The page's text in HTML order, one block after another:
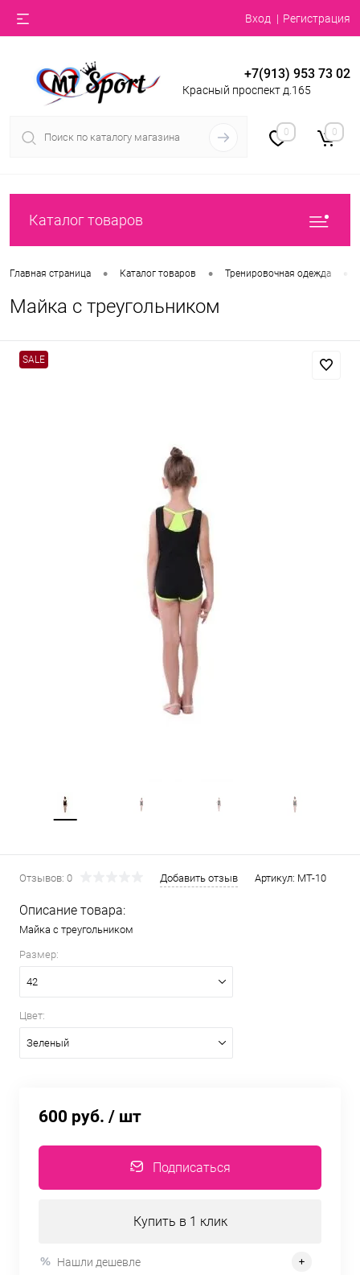
Вход Регистрация
+7(913) 953 73 02
Красный проспект д.165
0 0
Каталог товаров
Главная страница • Каталог товаров • Тренировочная одежда
Майка с треугольником
SALE
Отзывов: 0 Добавить отзыв Артикул: MT-10
Описание товара:
Майка с треугольником
Размер:
42
Цвет:
Зеленый
600 руб. / шт
Подписаться
Купить в 1 клик
Нашли дешевле